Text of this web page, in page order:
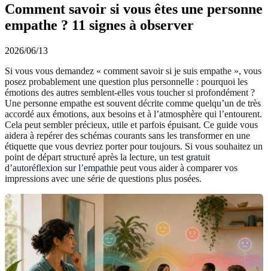
Comment savoir si vous êtes une personne
empathe ? 11 signes à observer
2026/06/13
Si vous vous demandez « comment savoir si je suis empathe », vous
posez probablement une question plus personnelle : pourquoi les
émotions des autres semblent-elles vous toucher si profondément ?
Une personne empathe est souvent décrite comme quelqu’un de très
accordé aux émotions, aux besoins et à l’atmosphère qui l’entourent.
Cela peut sembler précieux, utile et parfois épuisant. Ce guide vous
aidera à repérer des schémas courants sans les transformer en une
étiquette que vous devriez porter pour toujours. Si vous souhaitez un
point de départ structuré après la lecture, un test gratuit
d’autoréflexion sur l’empathie peut vous aider à comparer vos
impressions avec une série de questions plus posées.